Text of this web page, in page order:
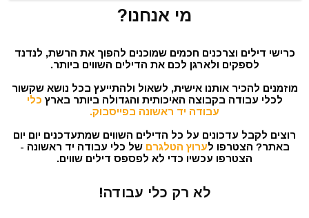
מי אנחנו?
כרישי דילים וצרכנים חכמים שמוכנים להפוך את הרשת, לנדנד
לספקים ולארגן לכם את הדילים השווים ביותר.
מוזמנים להכיר אותנו אישית, לשאול ולהתייעץ בכל נושא שקשור
לכלי עבודה בקבוצה האיכותית והגדולה ביותר בארץ כלי
עבודה יד ראשונה בפייסבוק.
רוצים לקבל עדכונים על כל הדילים השווים שמתעדכנים יום יום
באתר? הצטרפו לערוץ הטלגרם של כלי עבודה יד ראשונה -
הצטרפו עכשיו כדי לא לפספס דילים שווים.
לא רק כלי עבודה!